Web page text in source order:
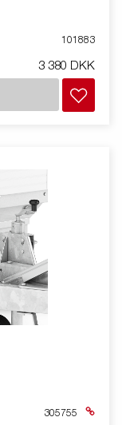
101883
3 380 DKK
305755